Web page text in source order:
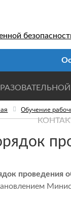
Обучение
проведения